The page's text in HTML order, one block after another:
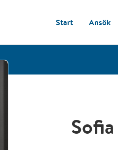
Start Ansök